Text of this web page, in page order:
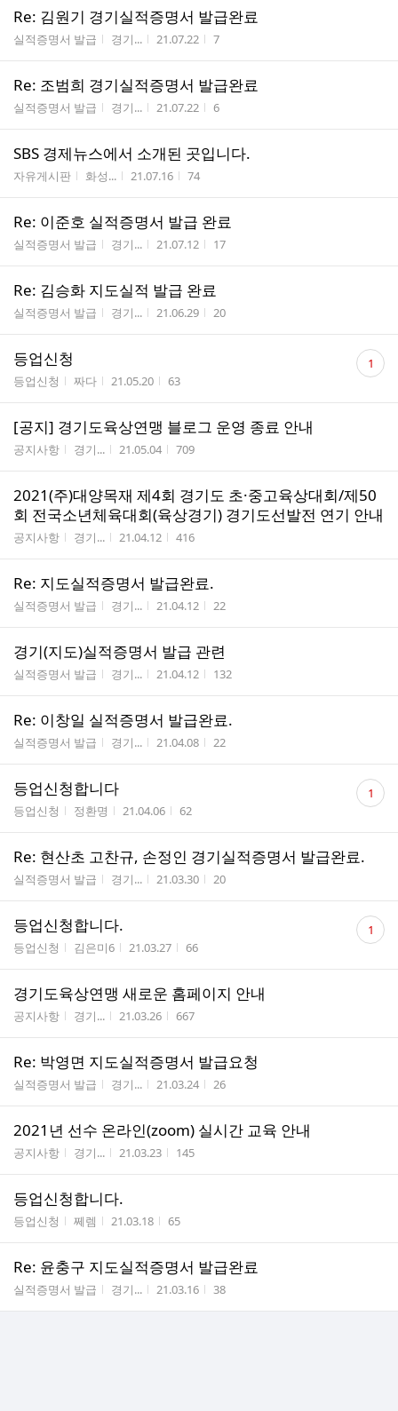
Re: 김원기 경기실적증명서 발급완료
게시판명
실적증명서 발급 작성자
경기... 작성시간
21.07.22 조회수
7
Re: 조범희 경기실적증명서 발급완료
게시판명
실적증명서 발급 작성자
경기... 작성시간
21.07.22 조회수
6
SBS 경제뉴스에서 소개된 곳입니다.
게시판명
자유게시판 작성자
화성... 작성시간
21.07.16 조회수
74
Re: 이준호 실적증명서 발급 완료
게시판명
실적증명서 발급 작성자
경기... 작성시간
21.07.12 조회수
17
Re: 김승화 지도실적 발급 완료
게시판명
실적증명서 발급 작성자
경기... 작성시간
21.06.29 조회수
20
등업신청
게시판명
등업신청 작성자
짜다 작성시간
21.05.20 조회수
63
댓
글 1
[공지] 경기도육상연맹 블로그 운영 종료 안내
게시판명
공지사항 작성자
경기... 작성시간
21.05.04 조회수
709
2021(주)대양목재 제4회 경기도 초·중고육상대회/제50
회 전국소년체육대회(육상경기) 경기도선발전 연기 안내
게시판명
공지사항 작성자
경기... 작성시간
21.04.12 조회수
416
Re: 지도실적증명서 발급완료.
게시판명
실적증명서 발급 작성자
경기... 작성시간
21.04.12 조회수
22
경기(지도)실적증명서 발급 관련
게시판명
실적증명서 발급 작성자
경기... 작성시간
21.04.12 조회수
132
Re: 이창일 실적증명서 발급완료.
게시판명
실적증명서 발급 작성자
경기... 작성시간
21.04.08 조회수
22
등업신청합니다
게시판명
등업신청 작성자
정환명 작성시간
21.04.06 조회수
62
댓
글 1
Re: 현산초 고찬규, 손정인 경기실적증명서 발급완료.
게시판명
실적증명서 발급 작성자
경기... 작성시간
21.03.30 조회수
20
등업신청합니다.
게시판명
등업신청 작성자
김은미6 작성시간
21.03.27 조회수
66
댓
글 1
경기도육상연맹 새로운 홈페이지 안내
게시판명
공지사항 작성자
경기... 작성시간
21.03.26 조회수
667
Re: 박영면 지도실적증명서 발급요청
게시판명
실적증명서 발급 작성자
경기... 작성시간
21.03.24 조회수
26
2021년 선수 온라인(zoom) 실시간 교육 안내
게시판명
공지사항 작성자
경기... 작성시간
21.03.23 조회수
145
등업신청합니다.
게시판명
등업신청 작성자
쩨렘 작성시간
21.03.18 조회수
65
Re: 윤충구 지도실적증명서 발급완료
게시판명
실적증명서 발급 작성자
경기... 작성시간
21.03.16 조회수
38